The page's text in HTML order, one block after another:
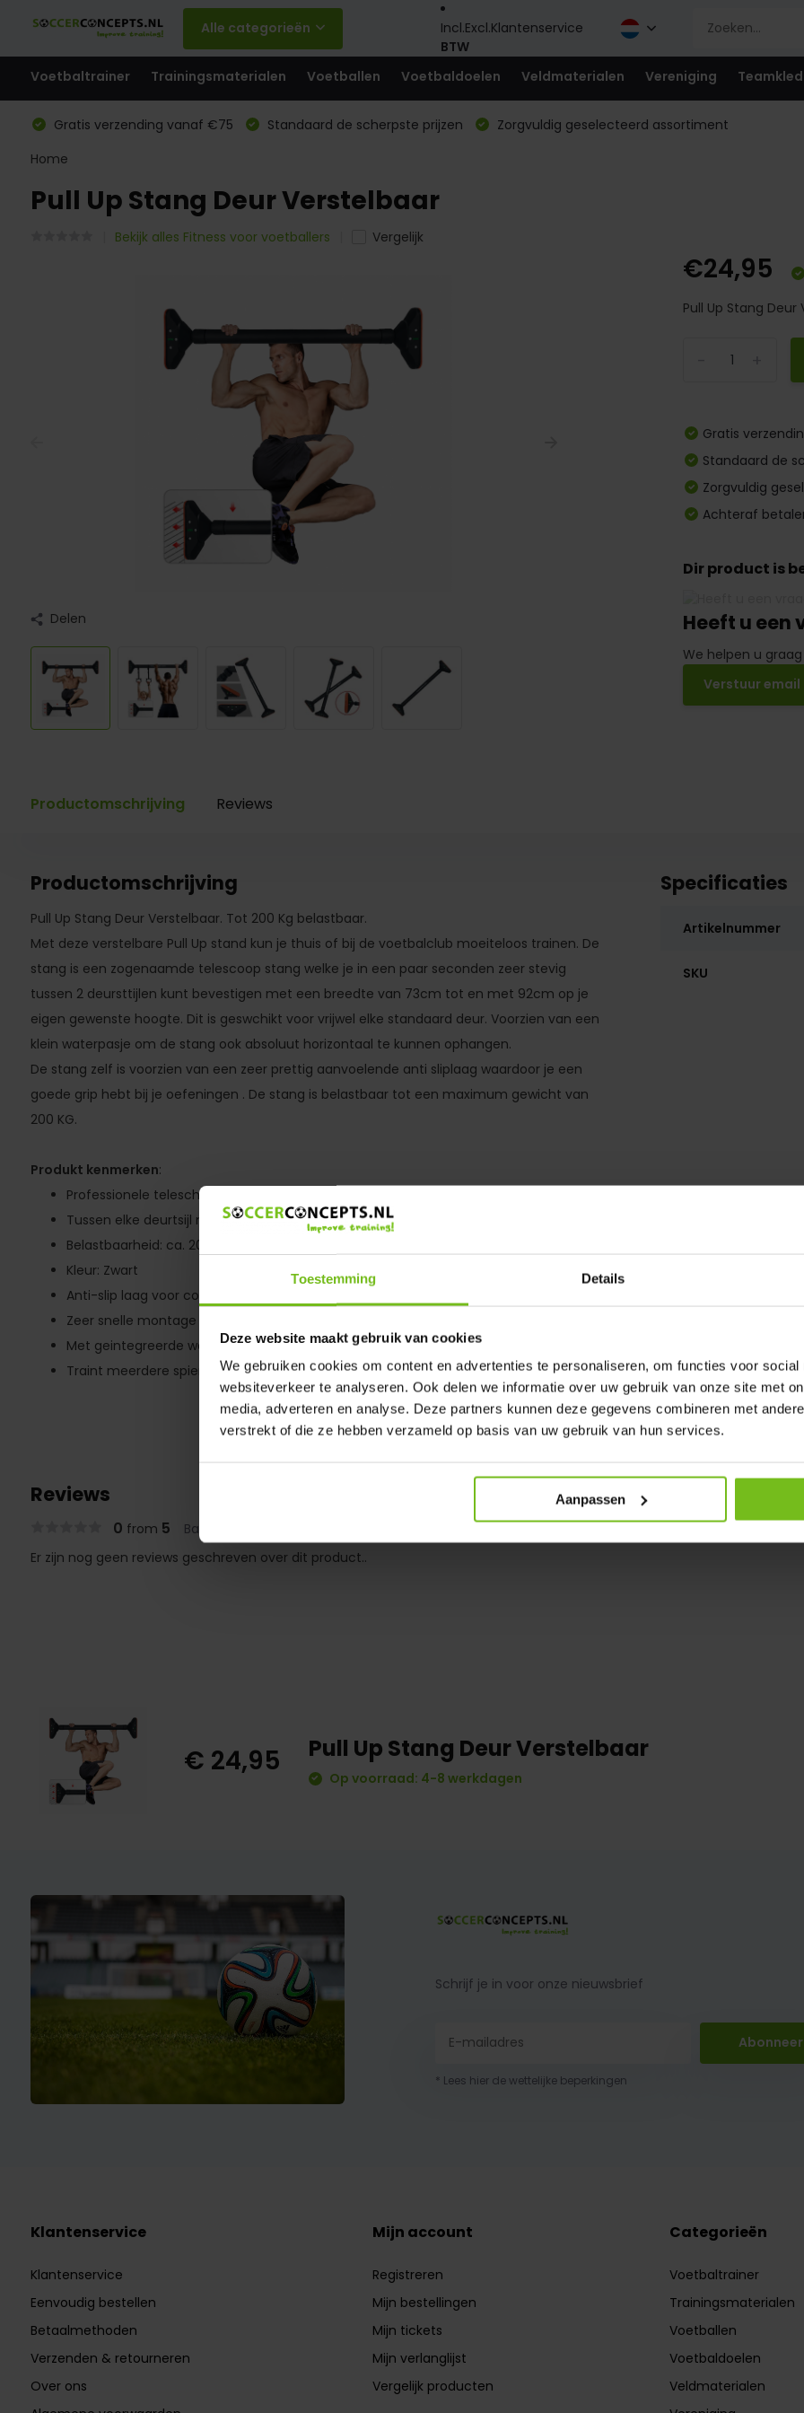
Toestemming Details
Deze website maakt gebruik van cookies
We gebruiken cookies om content en advertenties te personaliseren, om functies voor social
websiteverkeer te analyseren. Ook delen we informatie over uw gebruik van onze site met
media, adverteren en analyse. Deze partners kunnen deze gegevens combineren met
verstrekt of die ze hebben verzameld op basis van uw gebruik van hun services.
Aanpassen
Alle categorieën Incl.Excl.
BTW
Klantenservice
Voetbaltrainer Trainingsmaterialen Voetballen Voetbaldoelen Veldmaterialen Vereniging
Gratis verzending vanaf €75 Standaard de scherpste prijzen
Zorgvuldig geselecteerd assortiment
Home
Pull Up Stang Deur Verstelbaar
Bekijk alles Fitness voor voetballers Vergelijk
Delen
€24,95
Pull Up Stang Deur
Gratis
Standaard de
Zorgvuldig
Achteraf
Dir product is
Heeft u een
We helpen u
Verstuur email
Productomschrijving Reviews
Productomschrijving
Pull Up Stang Deur Verstelbaar. Tot 200 Kg belastbaar.
Met deze verstelbare Pull Up stand kun je thuis of bij de voetbalclub moeiteloos trainen. De
stang is een zogenaamde telescoop stang welke je in een paar seconden zeer stevig
tussen 2 deursttijlen kunt bevestigen met een breedte van 73cm tot en met 92cm op je
eigen gewenste hoogte. Dit is geswchikt voor vrijwel elke standaard deur. Voorzien van een
klein waterpasje om de stang ook absoluut horizontaal te kunnen ophangen.
De stang zelf is voorzien van een zeer prettig aanvoelende anti sliplaag waardoor je een
goede grip hebt bij je oefeningen . De stang is belastbaar tot een maximum gewicht van
200 KG.
Produkt kenmerken:
Professionele teleschoop trekstang
Tussen elke deurtsijl monteerbaar: 73-92 cm
Belastbaarheid: ca. 200 kg
Kleur: Zwart
Anti-slip laag voor comfort
Zeer snelle montage
Met geintegreerde waterpas om horizontaal te hangen
Traint meerdere spiergroepen zoals schouder, rug en buikspieren
Specificaties
Artikelnummer
SKU
Reviews
0 from 5 Based on 0 reviews
Er zijn nog geen reviews geschreven over dit product..
€ 24,95 Pull Up Stang Deur Verstelbaar
Op voorraad: 4-8 werkdagen
Schrijf je in voor onze nieuwsbrief
Abonneer
* Lees hier de wettelijke beperkingen
Klantenservice
Klantenservice
Eenvoudig bestellen
Betaalmethoden
Verzenden & retourneren
Over ons
Mijn account
Registreren
Mijn bestellingen
Mijn tickets
Mijn verlanglijst
Vergelijk producten
Categorieën
Voetbaltrainer
Trainingsmaterialen
Voetballen
Voetbaldoelen
Veldmaterialen